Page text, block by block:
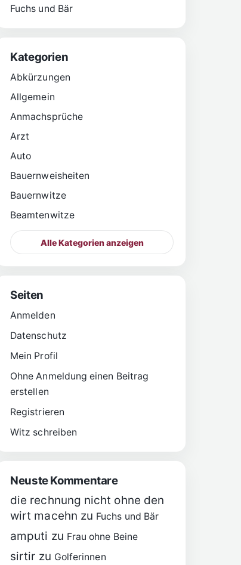
Fuchs und Bär
Kategorien
Abkürzungen
Allgemein
Anmachsprüche
Arzt
Auto
Bauernweisheiten
Bauernwitze
Beamtenwitze
Alle Kategorien anzeigen
Seiten
Anmelden
Datenschutz
Mein Profil
Ohne Anmeldung einen Beitrag
erstellen
Registrieren
Witz schreiben
Neuste Kommentare
die rechnung nicht ohne den
wirt macehn zu Fuchs und Bär
amputi zu Frau ohne Beine
sirtir zu Golferinnen